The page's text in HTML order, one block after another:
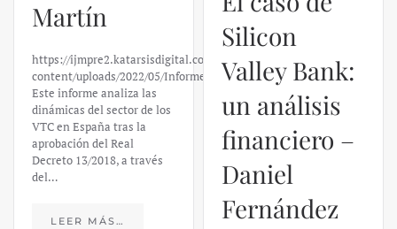
Martín
https://ijmpre2.katarsisdigital.com/wp-
content/uploads/2022/05/Informe_sobre_las_VTC.pdf
Este informe analiza las
dinámicas del sector de los
VTC en España tras la
aprobación del Real
Decreto 13/2018, a través
del…
LEER MÁS…
un análisis
financiero –
Daniel
Fernández
https://
content/uploads/2023/03/caso-
silicon-valley-ufm-market-
trends.pdf El último